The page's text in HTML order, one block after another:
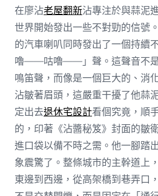
在廖沾老屋翻新沾專注於與蒜泥
世界開始發出一些不對勁的信號
的汽車喇叭同時發出了一個持續
嚕——咕嚕——」聲。這聲音不是
鳴笛聲，而像是一個巨大的、消
沾皺著眉頭，這嚴重干擾了他蒜
定出去退休宅設計看個究竟，順
的，印著《沾醬秘笈》封面的皺
進口袋以備不時之需。他一腳踏
象震驚了。整條城市的主幹道上
東邊到西邊，從高架橋到巷弄口